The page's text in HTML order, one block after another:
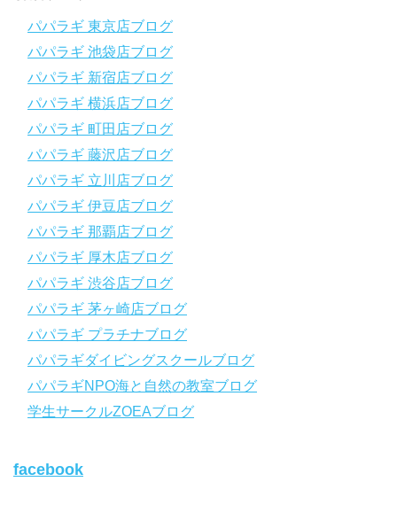
1986年創業！国内最大規模のスキューバダイビングスクール。
徹底した安全管理と、国内トップクラスの初心者ダイビングライ
センス認定実績。
～～～～～～～～～～～～～～～～～～～～～～～～～～～～
【スマホで見れるWebマニュアル！】
パパラギ公式LINEにご登録の上、メニューから「動画資料」を
タップ！
↓↓↓↓↓↓こちら
↓↓↓↓↓↓
https://www.papalagi.co.jp/lp/line_registration/.
＿＿＿＿＿＿＿＿＿＿＿＿＿＿＿＿＿＿＿＿＿＿＿＿＿＿＿＿
https://www.papalagi.co.jp/lp/line_registration/.
YouTubeで言えない話をこっそり配信
◆ライセンス取得の前に知っておきたい情報満載の動画はコチラ
https://youtu.be/UBiZ64WlU7c?si=I5rkY-mkfTCxZVn7
◆ライセンス取得コースについて知りたい方はコチラ
ode
【パパラギダイビングスクール ホームページ】
https://www.papalagi.co.jp
旬な海の情報はコチラから！
パパラギ 東京店ブログ
パパラギ 池袋店ブログ
パパラギ 新宿店ブログ
パパラギ 横浜店ブログ
パパラギ 町田店ブログ
パパラギ 藤沢店ブログ
パパラギ 立川店ブログ
パパラギ 伊豆店ブログ
パパラギ 那覇店ブログ
パパラギ 厚木店ブログ
パパラギ 渋谷店ブログ
パパラギ 茅ヶ崎店ブログ
パパラギ プラチナブログ
パパラギダイビングスクールブログ
パパラギNPO海と自然の教室ブログ
学生サークルZOEAブログ
facebook